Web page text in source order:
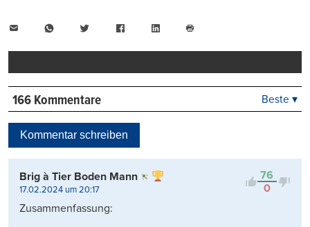
WhatsAppTwitter FacebookLinkedIn
drucken
166 Kommentare
Kontrovers
Beste ▾
Kommentar schreiben
76
0
Brig à Tier Boden Mann
17.02.2024 um 20:17
Zusammenfassung: